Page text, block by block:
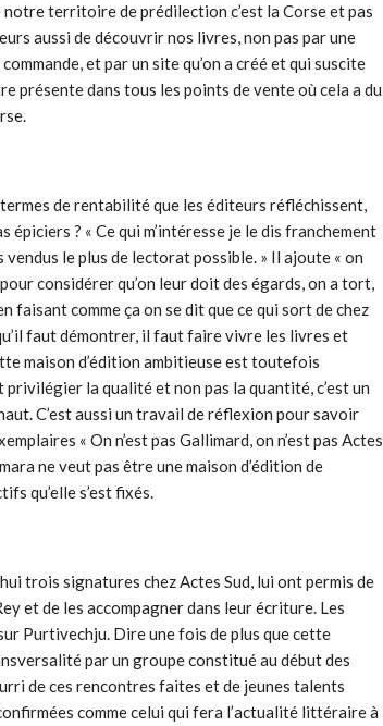
territoire de prédilection c’est la Corse et pas
aussi de découvrir nos livres, non pas par une
et par un site qu’on a créé et qui suscite
présente dans tous les points de vente où cela a du
de rentabilité que les éditeurs réfléchissent,
? « Ce qui m’intéresse je le dis franchement
le plus de lectorat possible. » Il ajoute « on
considérer qu’on leur doit des égards, on a tort,
faisant comme ça on se dit que ce qui sort de chez
faut démontrer, il faut faire vivre les livres et
maison d’édition ambitieuse est toutefois
privilégier la qualité et non pas la quantité, c’est un
C’est aussi un travail de réflexion pour savoir
« On n’est pas Gallimard, on n’est pas Actes
ne veut pas être une maison d’édition de
qu’elle s’est fixés.
trois signatures chez Actes Sud, lui ont permis de
et de les accompagner dans leur écriture. Les
Purtivechju. Dire une fois de plus que cette
par un groupe constitué au début des
de ces rencontres faites et de jeunes talents
comme celui qui fera l’actualité littéraire à